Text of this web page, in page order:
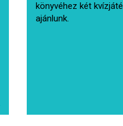
könyvéhez két
ajánlunk.